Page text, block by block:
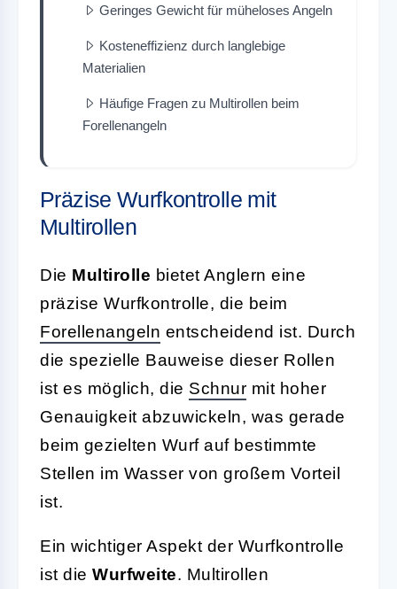
Geringes Gewicht für müheloses Angeln
Kosteneffizienz durch langlebige
Materialien
Häufige Fragen zu Multirollen beim
Forellenangeln
Präzise Wurfkontrolle mit
Multirollen
Die Multirolle bietet Anglern eine
präzise Wurfkontrolle, die beim
Forellenangeln entscheidend ist. Durch
die spezielle Bauweise dieser Rollen
ist es möglich, die Schnur mit hoher
Genauigkeit abzuwickeln, was gerade
beim gezielten Wurf auf bestimmte
Stellen im Wasser von großem Vorteil
ist.
Ein wichtiger Aspekt der Wurfkontrolle
ist die Wurfweite. Multirollen